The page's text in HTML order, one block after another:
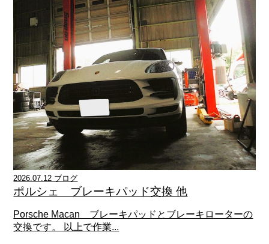
2026.07.12 ブログ
ポルシェ ブレーキパッド交換 他
Porsche Macan ブレーキパッドとブレーキローターの
交換です。 以上で作業...